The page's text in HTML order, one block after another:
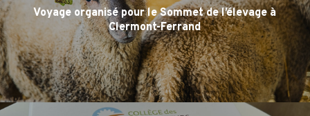
Voyage organisé pour le Sommet de l’élevage à
Clermont-Ferrand